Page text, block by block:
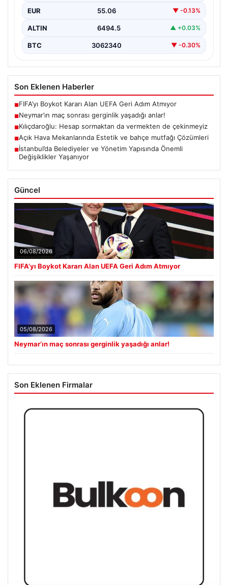
EUR 55.06 ▼ -0.13%
ALTIN 6494.5 ▲ +0.03%
BTC 3062340 ▼ -0.30%
Son Eklenen Haberler
■FIFA’yı Boykot Kararı Alan UEFA Geri Adım Atmıyor
■Neymar’ın maç sonrası gerginlik yaşadığı anlar!
■Kılıçdaroğlu: Hesap sormaktan da vermekten de çekinmeyiz
■Açık Hava Mekanlarında Estetik ve bahçe mutfağı Çözümleri
■İstanbul’da Belediyeler ve Yönetim Yapısında Önemli
Değişiklikler Yaşanıyor
Güncel
06/08/2026
FIFA’yı Boykot Kararı Alan UEFA Geri Adım Atmıyor
05/08/2026
Neymar’ın maç sonrası gerginlik yaşadığı anlar!
Son Eklenen Firmalar